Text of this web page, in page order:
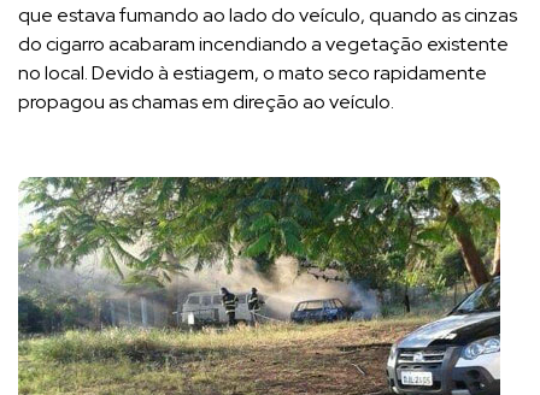
que estava fumando ao lado do veículo, quando as cinzas
do cigarro acabaram incendiando a vegetação existente
no local. Devido à estiagem, o mato seco rapidamente
propagou as chamas em direção ao veículo.